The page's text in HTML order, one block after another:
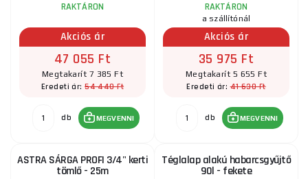
RAKTÁRON
Akciós ár
47 055 Ft
Megtakarít 7 385 Ft
Eredeti ár:54 440 Ft
db MEGVENNI
RAKTÁRON
a szállítónál
Akciós ár
35 975 Ft
Megtakarít 5 655 Ft
Eredeti ár:41 630 Ft
db MEGVENNI
ASTRA SÁRGA PROFI 3/4" kerti
tömlő - 25m
Téglalap alakú habarcsgyűjtő
90l - fekete